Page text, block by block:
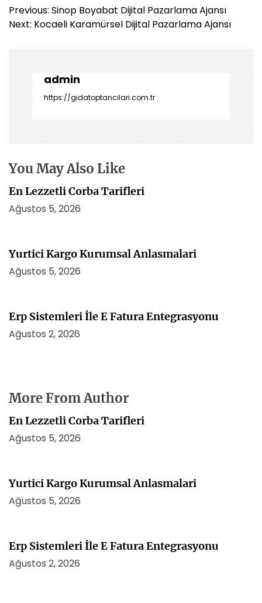
Y
a
ı
g
e
z
i
n
m
s
i
Previous: Sinop Boyabat Dijital Pazarlama Ajansı
Next: Kocaeli Karamürsel Dijital Pazarlama Ajansı
admin
https://gidatoptancilari.com.tr
You May Also Like
En Lezzetli Corba Tarifleri
Ağustos 5, 2026
Yurtici Kargo Kurumsal Anlasmalari
Ağustos 5, 2026
Erp Sistemleri İle E Fatura Entegrasyonu
Ağustos 2, 2026
More From Author
En Lezzetli Corba Tarifleri
Ağustos 5, 2026
Yurtici Kargo Kurumsal Anlasmalari
Ağustos 5, 2026
Erp Sistemleri İle E Fatura Entegrasyonu
Ağustos 2, 2026